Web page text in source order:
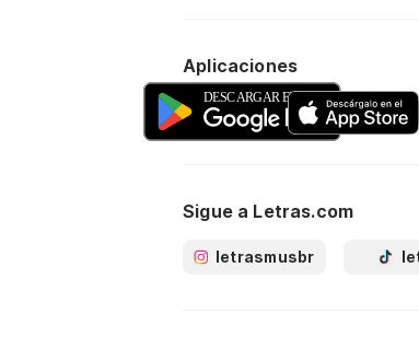
Aplicaciones
Sigue a Letras.com
letrasmusbr